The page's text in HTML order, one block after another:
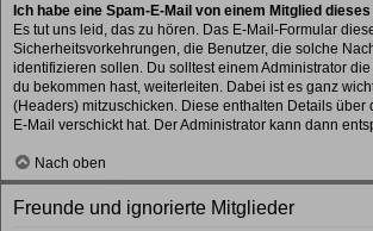
Ich habe eine Spam-E-Mail von einem Mitglied
Es tut uns leid, das zu hören. Das E-Mail-Formular
Sicherheitsvorkehrungen, die Benutzer, die solche
identifizieren sollen. Du solltest einem Administrator
du bekommen hast, weiterleiten. Dabei ist es ganz
(Headers) mitzuschicken. Diese enthalten Details über
E-Mail verschickt hat. Der Administrator kann dann
Nach oben
Freunde und ignorierte Mitglieder